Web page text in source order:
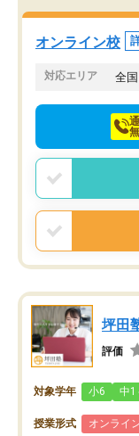
オンライン校
対応エリア 全国
坪田
評価
対象学年 小6 中1
授業形式 オンライ